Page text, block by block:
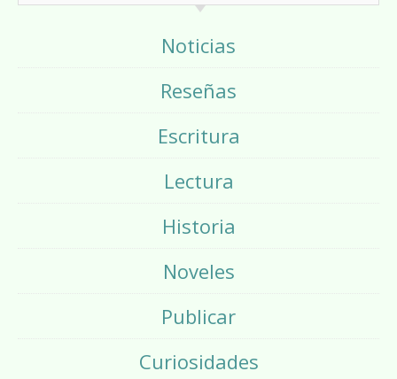
Noticias
Reseñas
Escritura
Lectura
Historia
Noveles
Publicar
Curiosidades